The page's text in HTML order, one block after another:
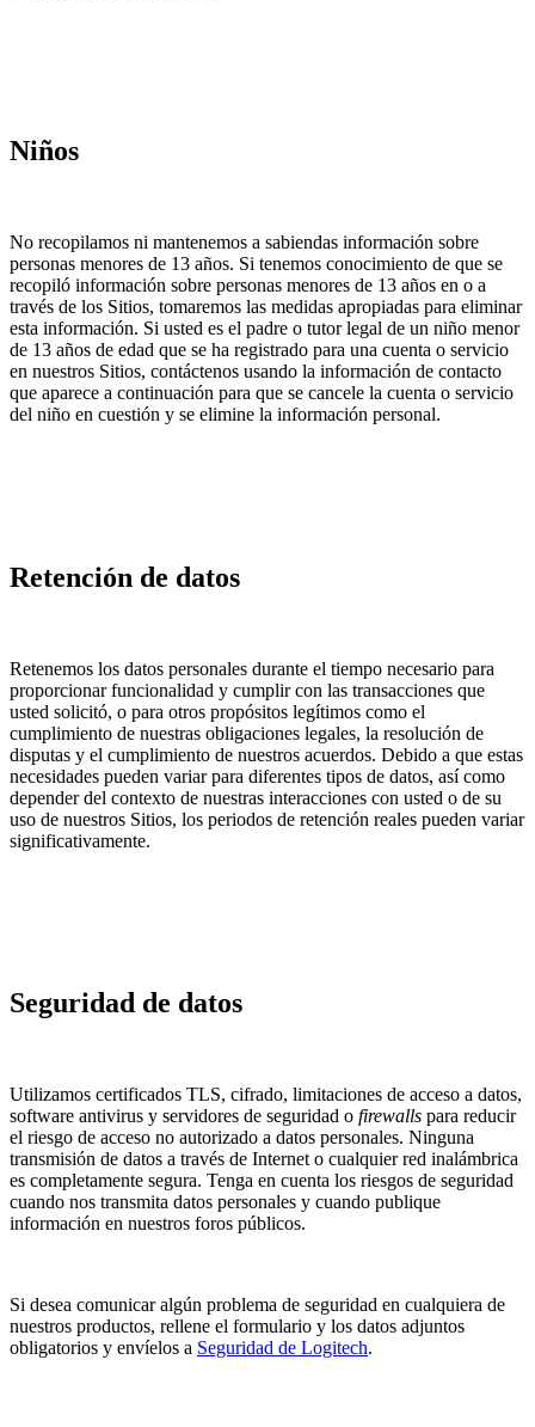
Niños
No recopilamos ni mantenemos a sabiendas información sobre
personas menores de 13 años. Si tenemos conocimiento de que se
recopiló información sobre personas menores de 13 años en o a
través de los Sitios, tomaremos las medidas apropiadas para eliminar
esta información. Si usted es el padre o tutor legal de un niño menor
de 13 años de edad que se ha registrado para una cuenta o servicio
en nuestros Sitios, contáctenos usando la información de contacto
que aparece a continuación para que se cancele la cuenta o servicio
del niño en cuestión y se elimine la información personal.
Retención de datos
Retenemos los datos personales durante el tiempo necesario para
proporcionar funcionalidad y cumplir con las transacciones que
usted solicitó, o para otros propósitos legítimos como el
cumplimiento de nuestras obligaciones legales, la resolución de
disputas y el cumplimiento de nuestros acuerdos. Debido a que estas
necesidades pueden variar para diferentes tipos de datos, así como
depender del contexto de nuestras interacciones con usted o de su
uso de nuestros Sitios, los periodos de retención reales pueden variar
significativamente.
Seguridad de datos
Utilizamos certificados TLS, cifrado, limitaciones de acceso a datos,
software antivirus y servidores de seguridad o firewalls para reducir
el riesgo de acceso no autorizado a datos personales. Ninguna
transmisión de datos a través de Internet o cualquier red inalámbrica
es completamente segura. Tenga en cuenta los riesgos de seguridad
cuando nos transmita datos personales y cuando publique
información en nuestros foros públicos.
Si desea comunicar algún problema de seguridad en cualquiera de
nuestros productos, rellene el formulario y los datos adjuntos
obligatorios y envíelos a Seguridad de Logitech.